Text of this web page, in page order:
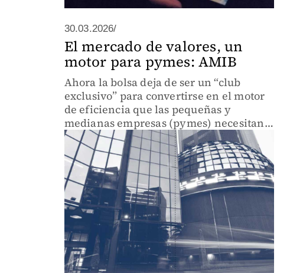
30.03.2026/
El mercado de valores, un
motor para pymes: AMIB
Ahora la bolsa deja de ser un “club
exclusivo” para convertirse en el motor
de eficiencia que las pequeñas y
medianas empresas (pymes) necesitan,
señaló Álvaro García Pimentel,
presidente de AMIB